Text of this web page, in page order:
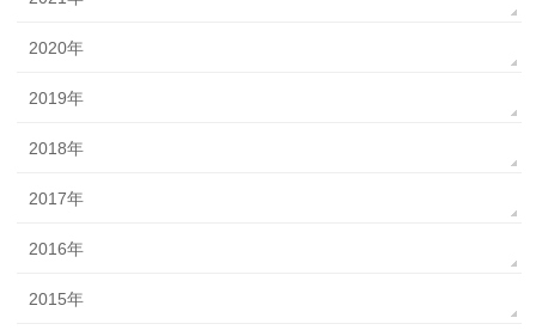
2020年
2019年
2018年
2017年
2016年
2015年